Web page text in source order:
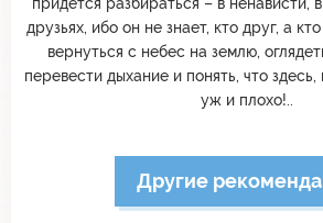
друзьях, ибо он не знает, кто друг, а
вернуться с небес на землю,
перевести дыхание и понять, что
уж и плохо!..
Другие